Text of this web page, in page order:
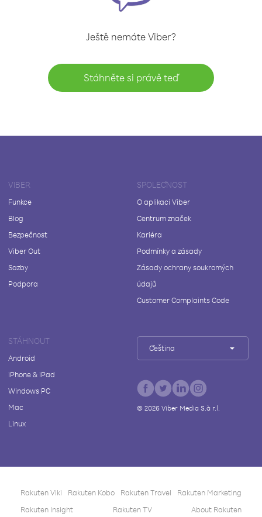
Ještě nemáte Viber?
Stáhněte si právě teď
VIBER
Funkce
Blog
Bezpečnost
Viber Out
Sazby
Podpora
SPOLEČNOST
O aplikaci Viber
Centrum značek
Kariéra
Podmínky a zásady
Zásady ochrany soukromých
údajů
Customer Complaints Code
STÁHNOUT
Android
iPhone & iPad
Windows PC
Mac
Linux
Čeština
© 2026Viber Media S.à r.l.
Rakuten Viki Rakuten Kobo Rakuten Travel
Rakuten Marketing
Rakuten Insight
Rakuten TV About Rakuten